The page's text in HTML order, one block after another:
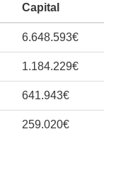
Capital
6.648.593€
1.184.229€
641.943€
259.020€